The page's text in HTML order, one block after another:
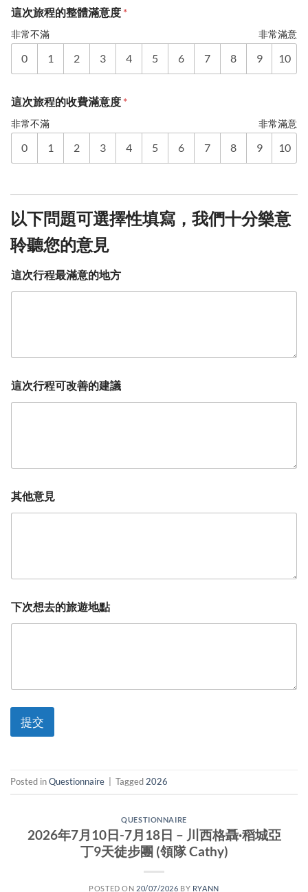
這次旅程的整體滿意度 *
非常不滿 非常滿意
0 1 2 3 4 5 6 7 8 9 10
這次旅程的收費滿意度 *
非常不滿 非常滿意
0 1 2 3 4 5 6 7 8 9 10
以下問題可選擇性填寫，我們十分樂意
聆聽您的意見
這次行程最滿意的地方
這次行程可改善的建議
其他意見
下次想去的旅遊地點
提交
Posted inQuestionnaire Tagged 2026
QUESTIONNAIRE
2026年7月10日-7月18日 – 川西格聶·稻城亞
丁9天徒步團 (領隊 Cathy)
POSTED ON 20/07/2026 BY RYANN